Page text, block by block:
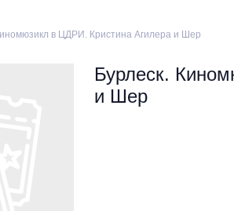
в ЦДРИ. Кристина Агилера и Шер
Бурлеск.
и Шер